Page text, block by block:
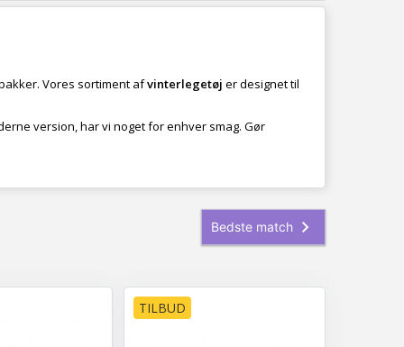
Vores sortiment afvinterlegetøj er designet til
version, har vi noget for enhver smag. Gør
TILBUD